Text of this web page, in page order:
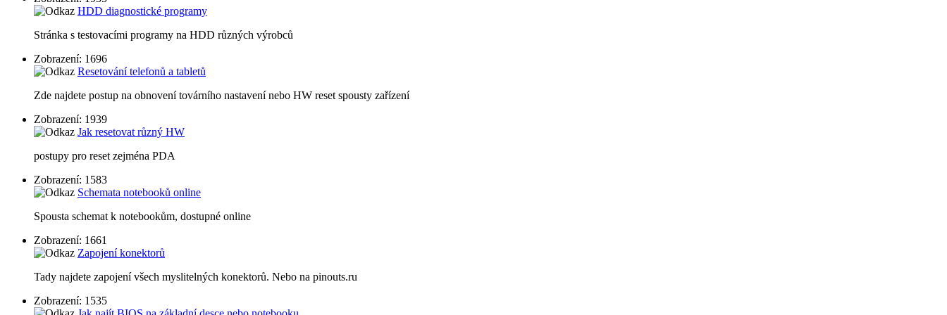
HDD diagnostické programy
Stránka s testovacími programy na HDD různých výrobců
Zobrazení: 1696
Resetování telefonů a tabletů
Zde najdete postup na obnovení továrního nastavení nebo HW reset spousty zařízení
Zobrazení: 1939
Jak resetovat různý HW
postupy pro reset zejména PDA
Zobrazení: 1583
Schemata notebooků online
Spousta schemat k notebookům, dostupné online
Zobrazení: 1661
Zapojení konektorů
Tady najdete zapojení všech myslitelných konektorů. Nebo na pinouts.ru
Zobrazení: 1535